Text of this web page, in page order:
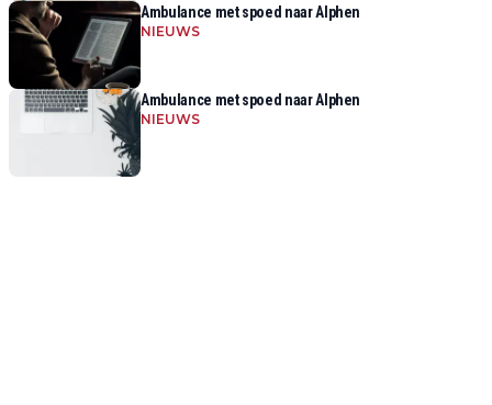
Ambulance met spoed naar Alphen
NIEUWS
Ambulance met spoed naar Alphen
NIEUWS